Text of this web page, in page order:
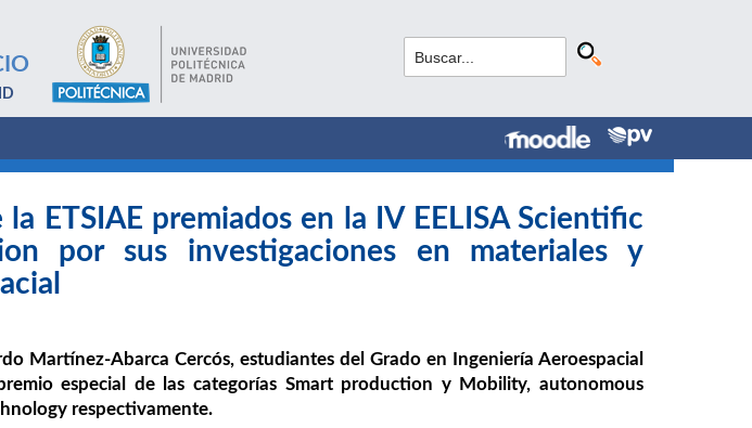
ETSIAE premiados en la IV EELISA Scientific
por sus investigaciones en materiales y
Martínez-Abarca Cercós, estudiantes del Grado en Ingeniería Aeroespacial
especial de las categorías Smart production y Mobility, autonomous
respectivamente.